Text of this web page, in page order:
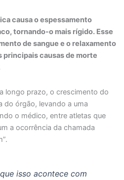
causa o espessamento
tornando-o mais rígido. Esse
de sangue e o relaxamento
principais causas de morte
longo prazo, o crescimento do
do órgão, levando a uma
o médico, entre atletas que
a ocorrência da chamada
isso acontece com